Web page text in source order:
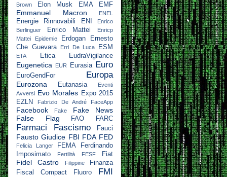
Brown
Elon Musk EMA EMF
Emmanuel Macron ENEL
Energie Rinnovabili ENI
Enrico
Berlinguer
Enrico Mattei
Enricp
Mattei
Epidemie Erdogan
Ernesto
Che Guevara
Erri De Luca ESM
ETA Etica EudraVigilance
Eugenetica EUR Eurasia Euro
EuroGendFor Europa
Eurozona Eutanasia
Eventi
Avversi Evo Morales Expo 2015
EZLN
Fabrizio De André FaceApp
Facebook Fake
Fake News
False Flag
FAO FARC
Farmaci Fascismo Fauci
Fausto Giudice FBI FDA FED
Felicia Langer FEMA
Ferdinando
Imposimato
Fertilità FESF Fiat
Fidel Castro Filippine
Finanza
Fiscal Compact
Fluoro FMI